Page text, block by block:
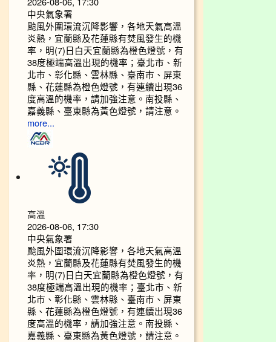
中央氣象署
颱風外圍環流沉降影響，各地天氣高溫
炎熱，宜蘭縣及花蓮縣有焚風發生的機
率，明(7)日白天宜蘭縣為橙色燈號，有
38度極端高溫出現的機率；臺北市、新
北市、彰化縣、雲林縣、臺南市、屏東
縣、花蓮縣為橙色燈號，有連續出現36
度高溫的機率，請加強注意。南投縣、
嘉義縣、臺東縣為黃色燈號，請注意。
more...
高溫
2026-08-06, 17:30
中央氣象署
颱風外圍環流沉降影響，各地天氣高溫
炎熱，宜蘭縣及花蓮縣有焚風發生的機
率，明(7)日白天宜蘭縣為橙色燈號，有
38度極端高溫出現的機率；臺北市、新
北市、彰化縣、雲林縣、臺南市、屏東
縣、花蓮縣為橙色燈號，有連續出現36
度高溫的機率，請加強注意。南投縣、
嘉義縣、臺東縣為黃色燈號，請注意。